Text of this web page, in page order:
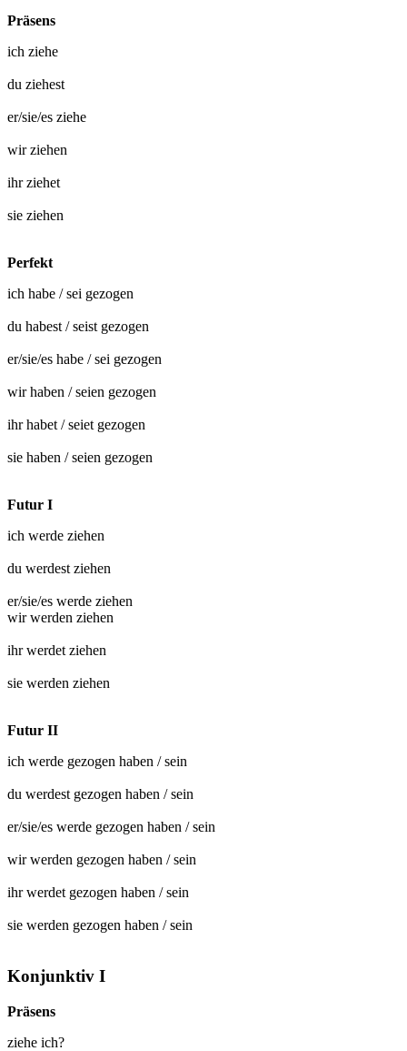
Präsens
ich ziehe
du ziehest
er/sie/es ziehe
wirziehen
ihrziehet
sie ziehen
Perfekt
ich habe / sei gezogen
du habest / seist gezogen
er/sie/es habe / sei gezogen
wir haben / seien gezogen
ihr habet / seiet gezogen
sie haben / seien gezogen
Futur I
ich werde ziehen
du werdest ziehen
er/sie/es werde ziehen
wir werden ziehen
ihr werdet ziehen
sie werden ziehen
Futur II
ich werde gezogen haben / sein
du werdest gezogen haben / sein
er/sie/es werde gezogen haben / sein
wir werden gezogen haben / sein
ihr werdet gezogen haben / sein
sie werden gezogen haben / sein
Konjunktiv I
Präsens
ziehe ich?